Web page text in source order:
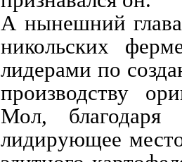
А нынешний
никольских
лидерами по
производству
Мол,
лидирующее